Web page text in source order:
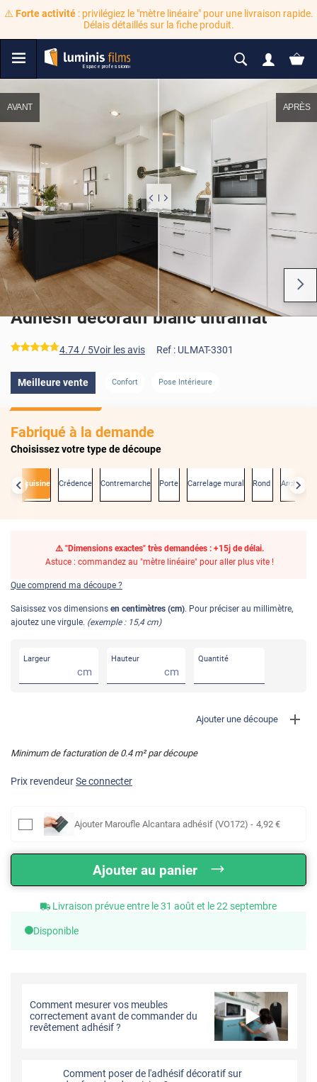
⚠️ Forte activité: privilégiez le "mètre linéaire" pour une livraison rapide.
Délais détaillés sur la fiche produit.
AVANT APRÈS
AVANT
Adhésif décoratif blanc ultramat
*****
4.74 / 5Voir les avis Ref : ULMAT-3301
Meilleure vente Confort Pose Intérieure
Fabriqué à la demande
Choisissez votre type de découpe
de cuisine Crédence Contremarche Porte Carrelage mural Rond Arche
⚠️ "Dimensions exactes" très demandées : +15j de délai.
Astuce : commandez au "mètre linéaire" pour aller plus vite !
Que comprend ma découpe ?
Saisissez vos dimensions en centimètres (cm). Pour préciser au millimètre,
ajoutez une virgule. (exemple : 15,4 cm)
Largeur
cm
Hauteur
cm
Quantité
Ajouter une découpe
Minimum de facturation de 0.4m² par découpe
Prix revendeurSe connecter
Ajouter Maroufle Alcantara adhésif (VO172) - 4,92 €
Ajouter au panier
Livraison prévue entre le 31 août et le 22 septembre
Disponible
Comment mesurer vos meubles
correctement avant de commander du
revêtement adhésif ?
Comment poser de l'adhésif décoratif sur